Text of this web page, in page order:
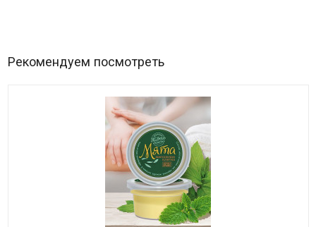
Рекомендуем посмотреть